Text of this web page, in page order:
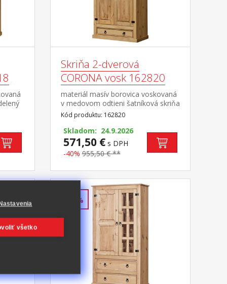
Skriňa 2-dverová
CORONA vosk 162820
materiál masív borovica voskovaná
v medovom odtieni šatníková skriňa
s šatníkovou tyčou a policou na
klobúky v spodnej časti veľká
zásuvka, kovové ozdobné
úchytky odporúčaný nadstavec
CORONA 16951 súčasť zostavy
Corona
Kód produktu: 162820
Skladom: 24.9.2026
571,50 €s DPH
-40% 955,50 € **
-40%
všetko